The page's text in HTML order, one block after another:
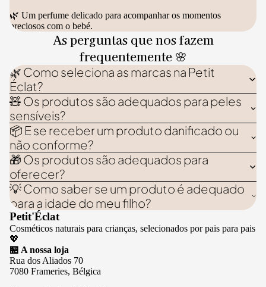
🌿 Um perfume delicado para acompanhar os momentos
preciosos com o bebé.
As perguntas que nos fazem
frequentemente 🌸
🌿 Como seleciona as marcas na Petit
Éclat?
🧸 Os produtos são adequados para peles
sensíveis?
📦 E se receber um produto danificado ou
não conforme?
🎁 Os produtos são adequados para
oferecer?
💡 Como saber se um produto é adequado
para a idade do meu filho?
Petit'Éclat
Cosméticos naturais para crianças, selecionados por pais para pais
💖
🏪 A nossa loja
Rua dos Aliados 70
7080 Frameries, Bélgica